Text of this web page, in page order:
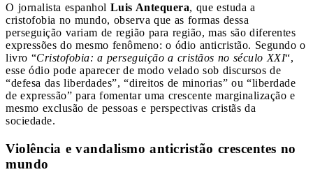
O jornalista espanhol Luis Antequera, que estuda a
cristofobia no mundo, observa que as formas dessa
perseguição variam de região para região, mas são diferentes
expressões do mesmo fenômeno: o ódio anticristão. Segundo o
livro “Cristofobia: a perseguição a cristãos no século XXI“,
esse ódio pode aparecer de modo velado sob discursos de
“defesa das liberdades”, “direitos de minorias” ou “liberdade
de expressão” para fomentar uma crescente marginalização e
mesmo exclusão de pessoas e perspectivas cristãs da
sociedade.
Violência e vandalismo anticristão crescentes no
mundo